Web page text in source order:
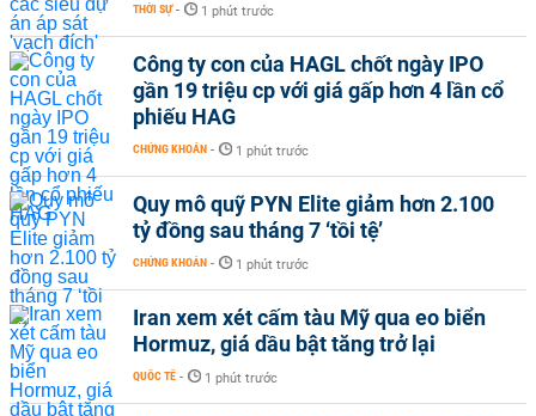
THỜI SỰ - 1 phút trước
Công ty con của HAGL chốt ngày IPO
gần 19 triệu cp với giá gấp hơn 4 lần cổ
phiếu HAG
CHỨNG KHOÁN - 1 phút trước
Quy mô quỹ PYN Elite giảm hơn 2.100
tỷ đồng sau tháng 7 ‘tồi tệ’
CHỨNG KHOÁN - 1 phút trước
Iran xem xét cấm tàu Mỹ qua eo biển
Hormuz, giá dầu bật tăng trở lại
QUỐC TẾ - 1 phút trước